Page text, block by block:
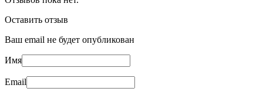
Оставить отзыв
Ваш email не будет опубликован
Имя
Email